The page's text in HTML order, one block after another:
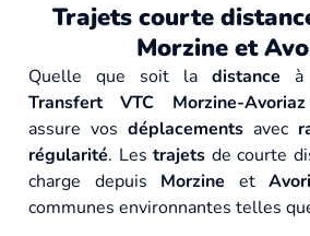
Trajets courte
Morzine et
Quelle que soit la distance à
Transfert VTC Morzine-Avoriaz
assure vos déplacements avec
régularité. Les trajets de courte
charge depuis Morzine et
communes environnantes telles